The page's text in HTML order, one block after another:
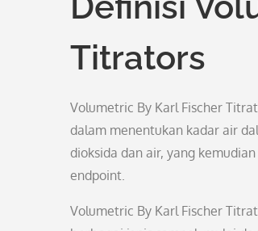
Titrators
Volumetric By Karl Fischer
dalam menentukan kadar air
dioksida dan air, yang
endpoint.
Volumetric By Karl Fischer